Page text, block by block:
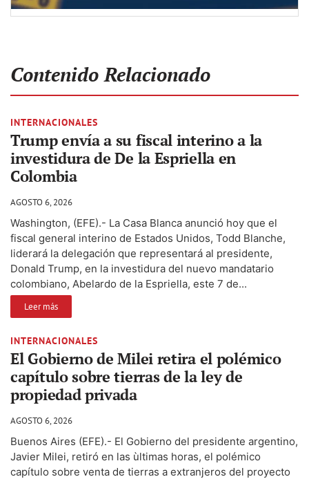
Contenido Relacionado
INTERNACIONALES
Trump envía a su fiscal interino a la
investidura de De la Espriella en
Colombia
AGOSTO 6, 2026
Washington, (EFE).- La Casa Blanca anunció hoy que el
fiscal general interino de Estados Unidos, Todd Blanche,
liderará la delegación que representará al presidente,
Donald Trump, en la investidura del nuevo mandatario
colombiano, Abelardo de la Espriella, este 7 de...
Leer más
INTERNACIONALES
El Gobierno de Milei retira el polémico
capítulo sobre tierras de la ley de
propiedad privada
AGOSTO 6, 2026
Buenos Aires (EFE).- El Gobierno del presidente argentino,
Javier Milei, retiró en las ùltimas horas, el polémico
capítulo sobre venta de tierras a extranjeros del proyecto